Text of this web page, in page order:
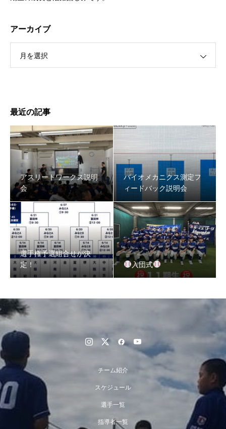
アーカイブ
月を選択
最近の記事
アスリートワークス説明
会
バイオメカニクス測定フ
ィードバック説明会
選手権予選組合せが決
定！
入団式
チーム紹介
スケジュール
選手一覧
指導者一覧